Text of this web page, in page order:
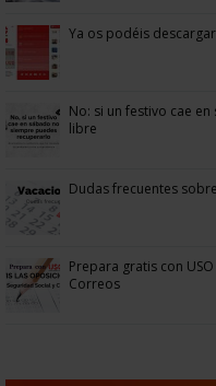
Ya os podéis
No: si un festivo cae
libre
Dudas frecuentes
Prepara gratis con
Correos